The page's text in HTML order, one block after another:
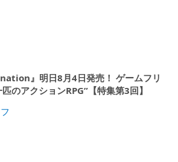
』明日8月4日発売！ ゲームフリ
のアクションRPG”【特集第3回】